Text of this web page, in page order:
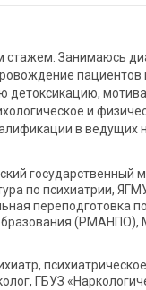
стажем. Занимаюсь
детоксикацию,
и
в ведущих
государственный
по психиатрии,
переподготовка
(РМАНПО),
ГБУЗ